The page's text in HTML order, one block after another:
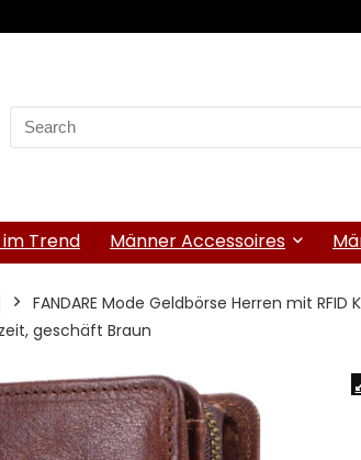
Search
for:
Trend Männer Accessoires
FANDARE Mode Geldbörse Herren mit
geschäft Braun